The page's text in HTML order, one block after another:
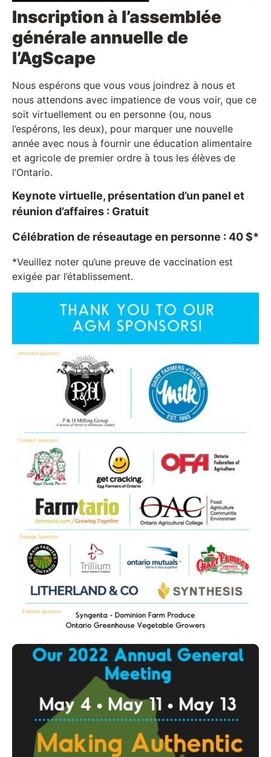
Inscription à l’assemblée
générale annuelle de
l’AgScape
Nous espérons que vous vous joindrez à nous et
nous attendons avec impatience de vous voir, que ce
soit virtuellement ou en personne (ou, nous
l’espérons, les deux), pour marquer une nouvelle
année avec nous à fournir une éducation alimentaire
et agricole de premier ordre à tous les élèves de
l’Ontario.
Keynote virtuelle, présentation d’un panel et
réunion d’affaires : Gratuit
Célébration de réseautage en personne : 40 $*
*Veuillez noter qu’une preuve de vaccination est
exigée par l’établissement.